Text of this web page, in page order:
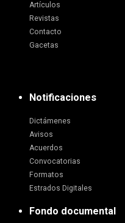
Artículos
Revistas
Contacto
Gacetas
Notificaciones
Dictámenes
Avisos
Acuerdos
Convocatorias
Formatos
Estrados Digitales
Fondo documental